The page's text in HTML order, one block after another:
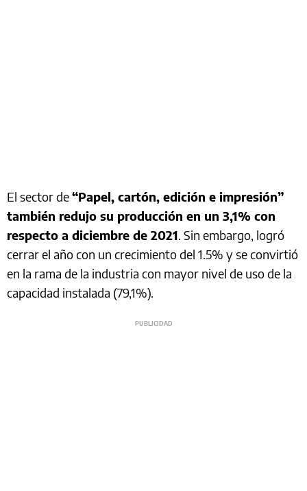
El sector de“Papel, cartón, edición e impresión”
también redujo su producción en un 3,1% con
respecto a diciembre de 2021. Sin embargo, logró
cerrar el año con un crecimiento del 1.5% y se convirtió
en la rama de la industria con mayor nivel de uso de la
capacidad instalada (79,1%).